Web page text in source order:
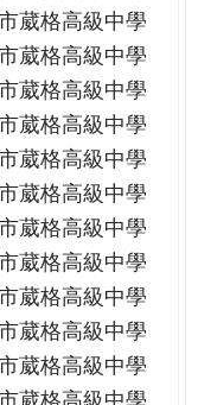
葳格高級中學
葳格高級中學
葳格高級中學
葳格高級中學
葳格高級中學
葳格高級中學
葳格高級中學
葳格高級中學
葳格高級中學
葳格高級中學
葳格高級中學
葳格高級中學